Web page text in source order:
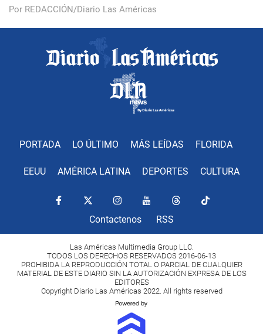
Por REDACCIÓN/Diario Las Américas
PORTADA LO ÚLTIMO MÁS LEÍDAS FLORIDA
EEUU AMÉRICA LATINA DEPORTES CULTURA
Contactenos RSS
Las Américas Multimedia Group LLC.
TODOS LOS DERECHOS RESERVADOS 2016-06-13
PROHIBIDA LA REPRODUCCIÓN TOTAL O PARCIAL DE CUALQUIER
MATERIAL DE ESTE DIARIO SIN LA AUTORIZACIÓN EXPRESA DE LOS
EDITORES
Copyright Diario Las Américas 2022. All rights reserved